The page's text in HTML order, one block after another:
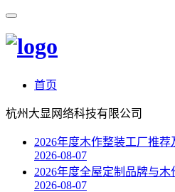
首页
杭州大显网络科技有限公司
2026年度木作整装工厂推
2026-08-07
2026年度全屋定制品牌与
2026-08-07